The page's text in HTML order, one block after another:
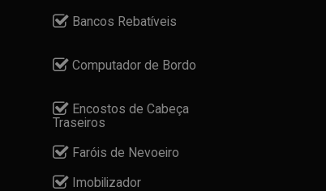
Bancos Rebatíveis
Computador de Bordo
Encostos de Cabeça
Traseiros
Faróis de Nevoeiro
Imobilizador